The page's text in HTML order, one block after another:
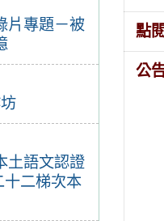
片專題－被
土語文認證
二梯次本
點
公